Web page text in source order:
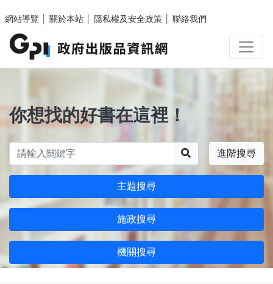
網站導覽
關於本站 隱私權及安全政策 聯絡我們
你想找的好書在這裡！
進階搜尋
主題搜尋
施政搜尋
機關搜尋